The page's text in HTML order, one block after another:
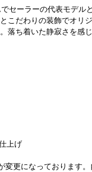
セーラーの代表モデル
こだわりの装飾でオリ
落ち着いた静寂さを感
上げ
更になっております